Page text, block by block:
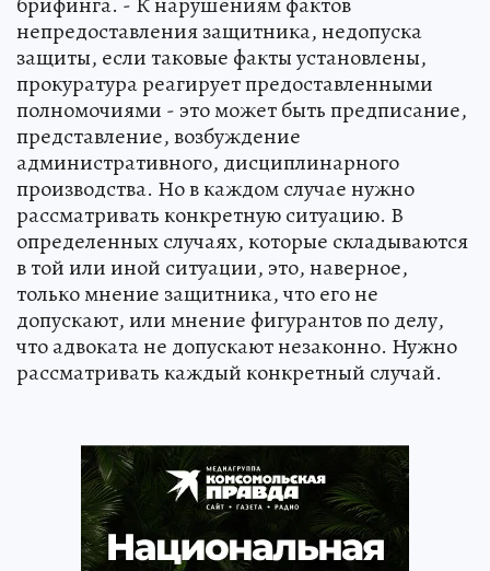
непредоставления защитника, недопуска
защиты, если таковые факты установлены,
прокуратура реагирует предоставленными
полномочиями - это может быть предписание,
представление, возбуждение
административного, дисциплинарного
производства. Но в каждом случае нужно
рассматривать конкретную ситуацию. В
определенных случаях, которые складываются
в той или иной ситуации, это, наверное,
только мнение защитника, что его не
допускают, или мнение фигурантов по делу,
что адвоката не допускают незаконно. Нужно
рассматривать каждый конкретный случай.